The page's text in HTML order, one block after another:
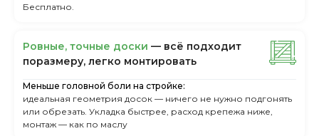
Бесплатно.
Ровные, точные доски — всё подходит
поразмеру, легкo монтировать
Меньше головной боли на стройке:
идеальная геометрия досок — ничего не нужно подгонять
или обрезать. Укладка быстрее, расход крепежа ниже,
монтаж — как по маслу